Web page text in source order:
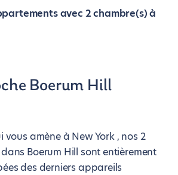
avec 2 chambre(s) à
Boerum Hill
vous amène à New York , nos 2
Boerum Hill sont entièrement
des derniers appareils